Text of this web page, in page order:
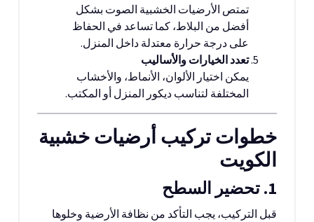
تمتص الأرضيات الخشبية الصوت بشكل
أفضل من البلاط، كما تساعد في الحفاظ
على درجة حرارة معتدلة داخل المنزل.
تعدد الخيارات والأساليب
يمكن اختيار الألوان، الأنماط، والأخشاب
المختلفة لتناسب ديكور المنزل أو المكتب.
خطوات تركيب أرضيات خشبية
الكويت
1. تحضير السطح
قبل التركيب، يجب التأكد من نظافة الأرضية وخلوها